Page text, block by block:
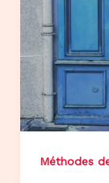
Méthodes